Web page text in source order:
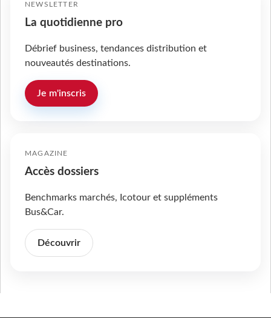
NEWSLETTER
La quotidienne pro
Débrief business, tendances distribution et
nouveautés destinations.
Je m'inscris
MAGAZINE
Accès dossiers
Benchmarks marchés, Icotour et suppléments
Bus&Car.
Découvrir